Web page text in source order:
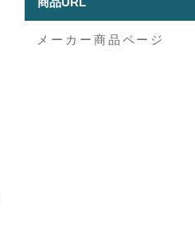
メーカー商品ページ